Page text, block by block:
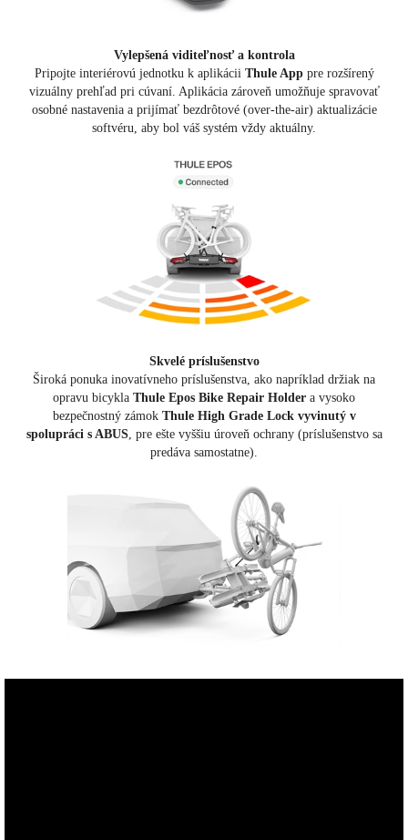
Vylepšená viditeľnosť a kontrola
Pripojte interiérovú jednotku k aplikácii Thule Apppre rozšírený
vizuálny prehľad pri cúvaní. Aplikácia zároveň umožňuje spravovať
osobné nastavenia a prijímať bezdrôtové (over-the-air) aktualizácie
softvéru, aby bol váš systém vždy aktuálny.
Skvelé príslušenstvo
Široká ponuka inovatívneho príslušenstva, ako napríklad držiak na
opravu bicykla Thule Epos Bike Repair Holder a vysoko
bezpečnostný zámok Thule High Grade Lock vyvinutý v
spolupráci s ABUS, pre ešte vyššiu úroveň ochrany (príslušenstvo sa
predáva samostatne).